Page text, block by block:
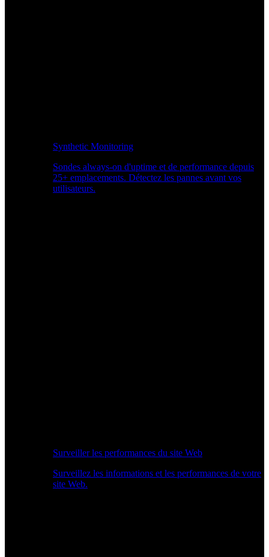
Synthetic Monitoring
Sondes always-on d'uptime et de performance depuis
25+ emplacements. Détectez les pannes avant vos
utilisateurs.
Surveiller les performances du site Web
Surveillez les informations et les performances de votre
site Web.